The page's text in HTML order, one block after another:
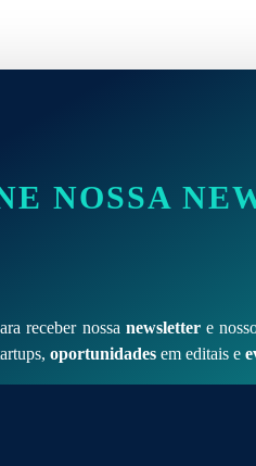
NOSSA
receber nossa newslettere
oportunidades em editais e